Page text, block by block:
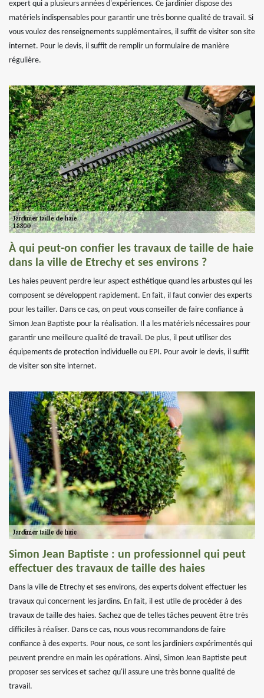
expert qui a plusieurs années d'expériences. Ce jardinier dispose des
matériels indispensables pour garantir une très bonne qualité de travail. Si
vous voulez des renseignements supplémentaires, il suffit de visiter son site
internet. Pour le devis, il suffit de remplir un formulaire de manière
régulière.
À qui peut-on confier les travaux de taille de haie
dans la ville de Etrechy et ses environs ?
Les haies peuvent perdre leur aspect esthétique quand les arbustes qui les
composent se développent rapidement. En fait, il faut convier des experts
pour les tailler. Dans ce cas, on peut vous conseiller de faire confiance à
Simon Jean Baptiste pour la réalisation. Il a les matériels nécessaires pour
garantir une meilleure qualité de travail. De plus, il peut utiliser des
équipements de protection individuelle ou EPI. Pour avoir le devis, il suffit
de visiter son site internet.
Simon Jean Baptiste : un professionnel qui peut
effectuer des travaux de taille des haies
Dans la ville de Etrechy et ses environs, des experts doivent effectuer les
travaux qui concernent les jardins. En fait, il est utile de procéder à des
travaux de taille des haies. Sachez que de telles tâches peuvent être très
difficiles à réaliser. Dans ce cas, nous vous recommandons de faire
confiance à des experts. Pour nous, ce sont les jardiniers expérimentés qui
peuvent prendre en main les opérations. Ainsi, Simon Jean Baptiste peut
proposer ses services et sachez qu'il assure une très bonne qualité de
travail.